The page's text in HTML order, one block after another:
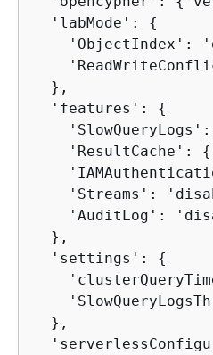
  'labMode':
{
'ObjectIndex':
  },
  'features':
{
    'ResultCache':
{
'Streams':
'AuditLog':
  },
  'settings':
{
  },